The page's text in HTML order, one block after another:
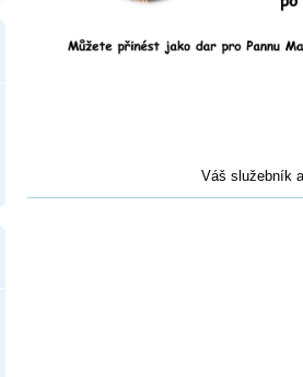
Váš služebník